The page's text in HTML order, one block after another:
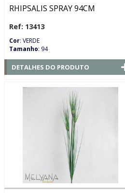
RHIPSALIS SPRAY 94CM
Ref: 13413
Cor: VERDE
Tamanho: 94
DETALHES DO PRODUTO